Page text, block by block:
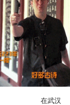
在武汉